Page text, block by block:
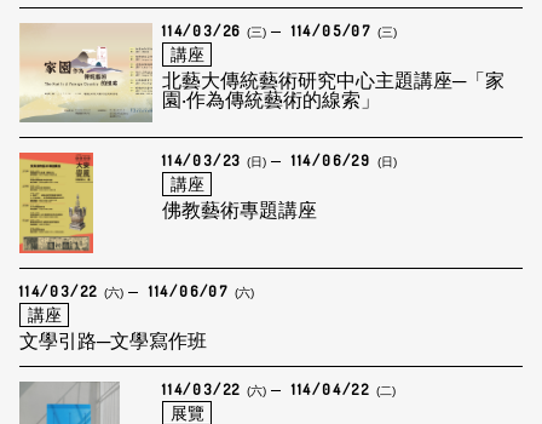
114/03/26 (三) 114/05/07 (三)
講座
北藝大傳統藝術研究中心主題講座─「家
園‧作為傳統藝術的線索」
114/03/23 (日) 114/06/29 (日)
講座
佛教藝術專題講座
114/03/22 (六) 114/06/07 (六)
講座
文學引路─文學寫作班
114/03/22 (六) 114/04/22 (二)
展覽